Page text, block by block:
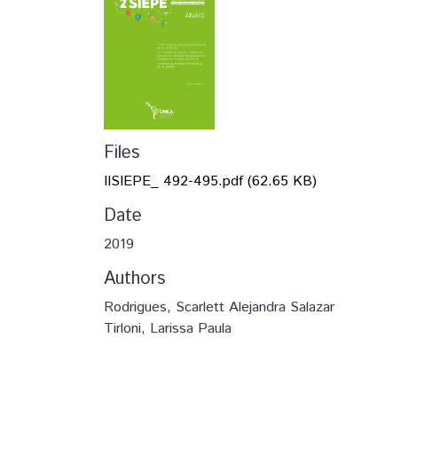
Files
IISIEPE_ 492-495.pdf(62.65 KB)
Date
2019
Authors
Rodrigues, Scarlett Alejandra Salazar
Tirloni, Larissa Paula